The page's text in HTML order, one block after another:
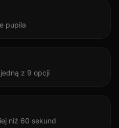
pupila
z 9 opcji
niż 60 sekund